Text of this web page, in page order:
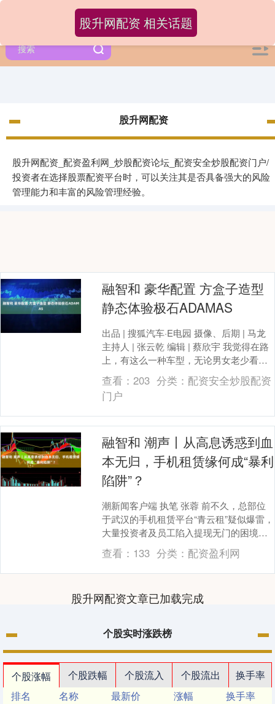
股升网配资
股升网配资_配资盈利网_炒股配资论坛_配资安全炒股配资门户/
投资者在选择股票配资平台时，可以关注其是否具备强大的风险
管理能力和丰富的风险管理经验。
股升网配资 相关话题
融智和 豪华配置 方盒子造型
静态体验极石ADAMAS
出品 | 搜狐汽车·E电园 摄像、后期 | 马龙
主持人 | 张云乾 编辑 | 蔡欣宇 我觉得在路
上，有这么一种车型，无论男女老少看见
了绝对会多瞅两眼，它就是非....
查看：203 分类： 配资安全炒股配资
门户
融智和 潮声丨从高息诱惑到血
本无归，手机租赁缘何成“暴利
陷阱”？
潮新闻客户端 执笔 张蓉 前不久，总部位
于武汉的手机租赁平台“青云租”疑似爆雷，
大量投资者及员工陷入提现无门的困境，
从数万元到上百万元的投入化为泡影。 一
边经营....
查看： 133 分类： 配资盈利网
股升网配资文章已加载完成
个股实时涨跌榜
个股涨幅 个股跌幅 个股流入 个股流出
换手率
排名
名称 最新价 涨幅
换手率